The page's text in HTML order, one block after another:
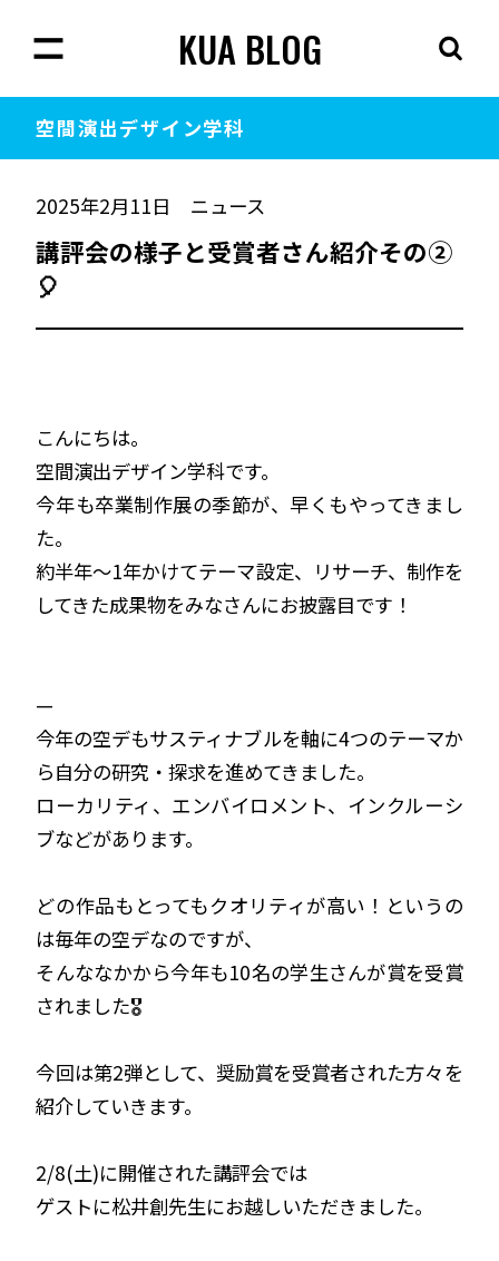
KUA BLOG
空間演出デザイン学科
2025年2月11日 ニュース
講評会の様子と受賞者さん紹介その②
🎈
こんにちは。
空間演出デザイン学科です。
今年も卒業制作展の季節が、早くもやってきまし
た。
約半年〜1年かけてテーマ設定、リサーチ、制作を
してきた成果物をみなさんにお披露目です！
—
今年の空デもサスティナブルを軸に4つのテーマか
ら自分の研究・探求を進めてきました。
ローカリティ、エンバイロメント、インクルーシ
ブなどがあります。
どの作品もとってもクオリティが高い！というの
は毎年の空デなのですが、
そんななかから今年も10名の学生さんが賞を受賞
されました🎖️
今回は第2弾として、奨励賞を受賞者された方々を
紹介していきます。
2/8(土)に開催された講評会では
ゲストに松井創先生にお越しいただきました。